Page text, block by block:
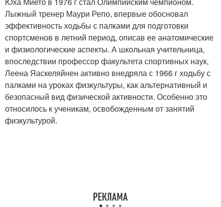
Лыжный тренер Маури Репо, впервые обосновал
эффективность ходьбы с палками для подготовки
спортсменов в летний период, описав ее анатомические
и физиологические аспекты. А школьная учительница,
впоследствии профессор факультета спортивных наук,
Леена Яаскеляйнен активно внедряла с 1966 г ходьбу с
палками на уроках физкультуры, как альтернативный и
безопасный вид физической активности. Особенно это
относилось к ученикам, освобожденным от занятий
физкультурой.